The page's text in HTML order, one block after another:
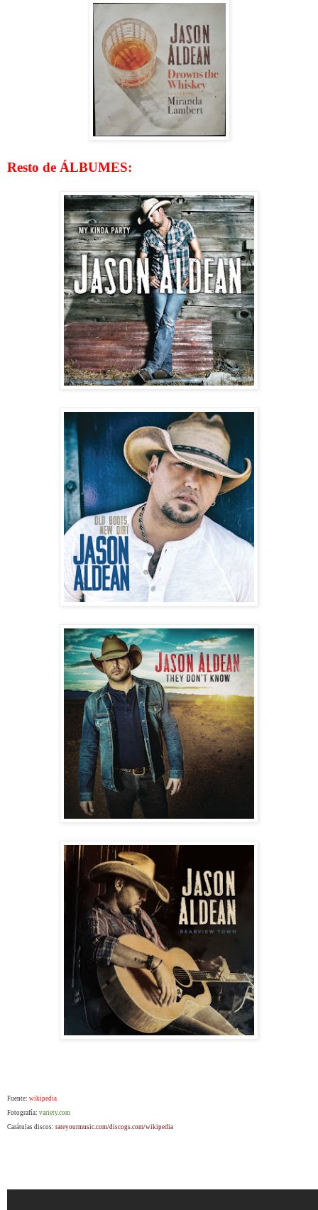
Resto de ÁLBUMES:
Fuente: wikipedia
Fotografía: variety.com
Carátulas discos: rateyourmusic.com/discogs.com/wikipedia